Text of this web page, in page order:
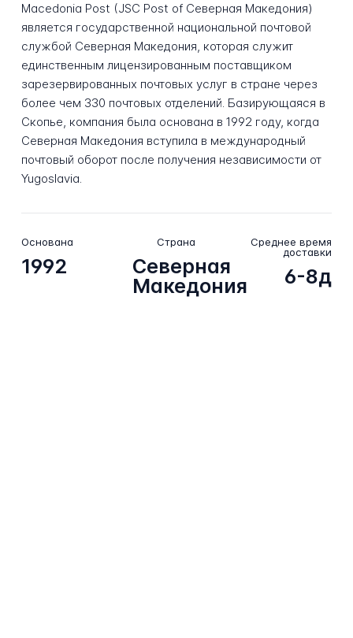
Macedonia Post (JSC Post of Северная Македония)
является государственной национальной почтовой
службой Северная Македония, которая служит
единственным лицензированным поставщиком
зарезервированных почтовых услуг в стране через
более чем 330 почтовых отделений. Базирующаяся в
Скопье, компания была основана в 1992 году, когда
Северная Македония вступила в международный
почтовый оборот после получения независимости от
Yugoslavia.
Основана
1992
Страна
Северная
Македония
Среднее время
доставки
6-8д